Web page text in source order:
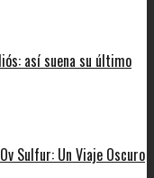
así suena su último
Sulfur: Un Viaje Oscuro